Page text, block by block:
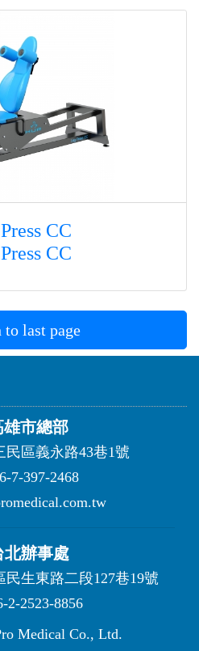
CC
CC
to last page
雄市總部
民區義永路43巷1號
7-397-2468
辦事處
民生東路二段127巷19號
2-2523-8856
Medical Co., Ltd.